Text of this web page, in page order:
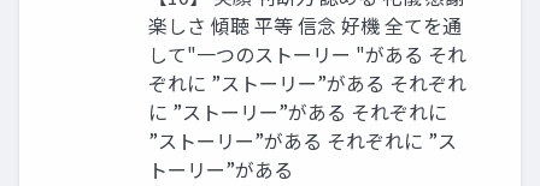
楽しさ 傾聴 平等 信念 好機 全てを通
して"一つのストーリー "がある それ
ぞれに ”ストーリー”がある それぞれ
に ”ストーリー”がある それぞれに
”ストーリー”がある それぞれに ”ス
トーリー”がある